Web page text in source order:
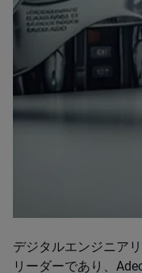
デジタルエンジニア
リーダーであり、